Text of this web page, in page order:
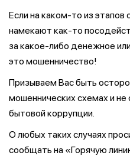
Если на каком-то из
намекают как-то
за какое-либо денежное
это мошенничество!
Призываем Вас быть
мошеннических схемах и
бытовой коррупции.
О любых таких случаях
сообщать на «Горячую